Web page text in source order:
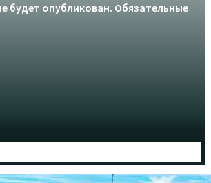
будет опубликован. Обязательные